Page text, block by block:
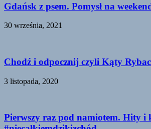
Gdańsk z psem. Pomysł na
30 września, 2021
Chodź i odpocznij czyli Kąty
3 listopada, 2020
Pierwszy raz pod namiotem. Hity